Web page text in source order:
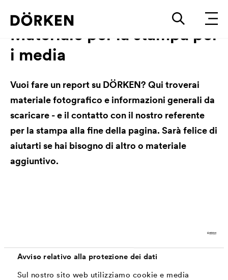
Avviso relativo alla protezione dei dati
Sul nostro sito web utilizziamo cookie e media
Materiale per la stampa per
i media
Vuoi fare un report su DÖRKEN? Qui troverai
materiale fotografico e informazioni generali da
scaricare - e il contatto con il nostro referente
per la stampa alla fine della pagina. Sarà felice di
aiutarti se hai bisogno di altro o materiale
aggiuntivo.